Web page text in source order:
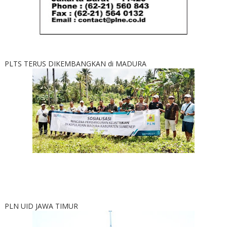
PLTS TERUS DIKEMBANGKAN di MADURA
PLN UID JAWA TIMUR